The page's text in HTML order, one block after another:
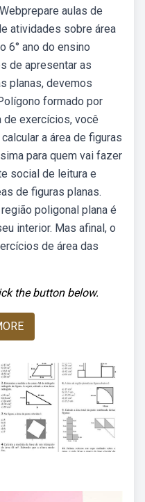
aulas de
atividades sobre área
6° ano do ensino
de apresentar as
planas, devemos
formado por
exercícios, você
a área de figuras
para quem vai fazer
social de leitura e
de figuras planas.
poligonal plana é
interior. Mas afinal, o
de área das
the button below.